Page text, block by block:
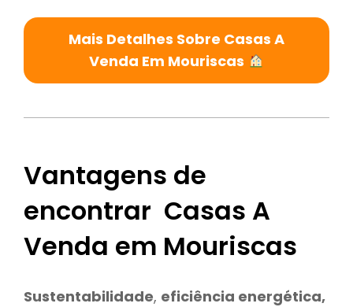
Mais Detalhes Sobre Casas A
Venda Em Mouriscas
Vantagens de
encontrar Casas A
Venda em Mouriscas
Sustentabilidade, eficiência energética,